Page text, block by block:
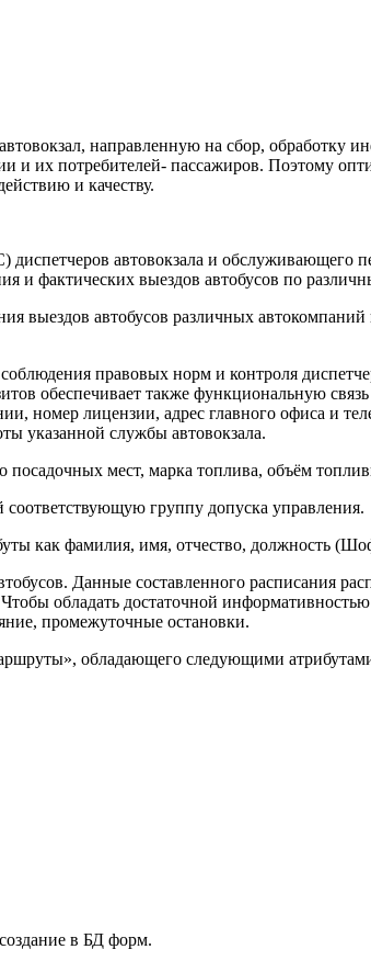
направленную на сбор, обработку
и их потребителей- пассажиров. Поэтому
и качеству.
автовокзала и обслуживающего
и фактических выездов автобусов по
выездов автобусов различных
правовых норм и контроля
обеспечивает также функциональную
номер лицензии, адрес главного офиса и
указанной службы автовокзала.
мест, марка топлива, объём
группу допуска управления.
как фамилия, имя, отчество, должность
Данные составленного расписания
обладать достаточной
промежуточные остановки.
обладающего следующими
в БД форм.